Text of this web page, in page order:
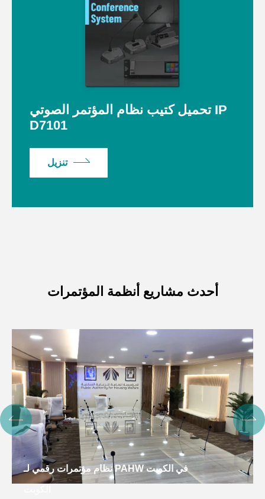
تحميل كتيب نظام المؤتمر الصوتي IP
D7101
تنزيل
أحدث مشاريع أنظمة المؤتمرات
نظام مؤتمرات ذكي لـ OHCHR ، Cambodia